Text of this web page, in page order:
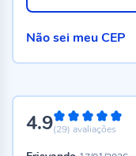
4.998%
(29) avaliações
Não sei meu CEP